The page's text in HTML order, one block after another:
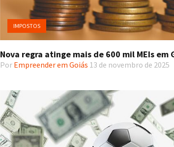
IMPOSTOS
Nova regra atinge mais de 600 mil MEIs em
Por Empreender em Goiás 13 de novembro de 2025